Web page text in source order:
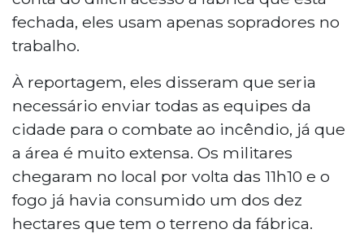
fechada, eles usam apenas sopradores no
trabalho.
À reportagem, eles disseram que seria
necessário enviar todas as equipes da
cidade para o combate ao incêndio, já que
a área é muito extensa. Os militares
chegaram no local por volta das 11h10 e o
fogo já havia consumido um dos dez
hectares que tem o terreno da fábrica.